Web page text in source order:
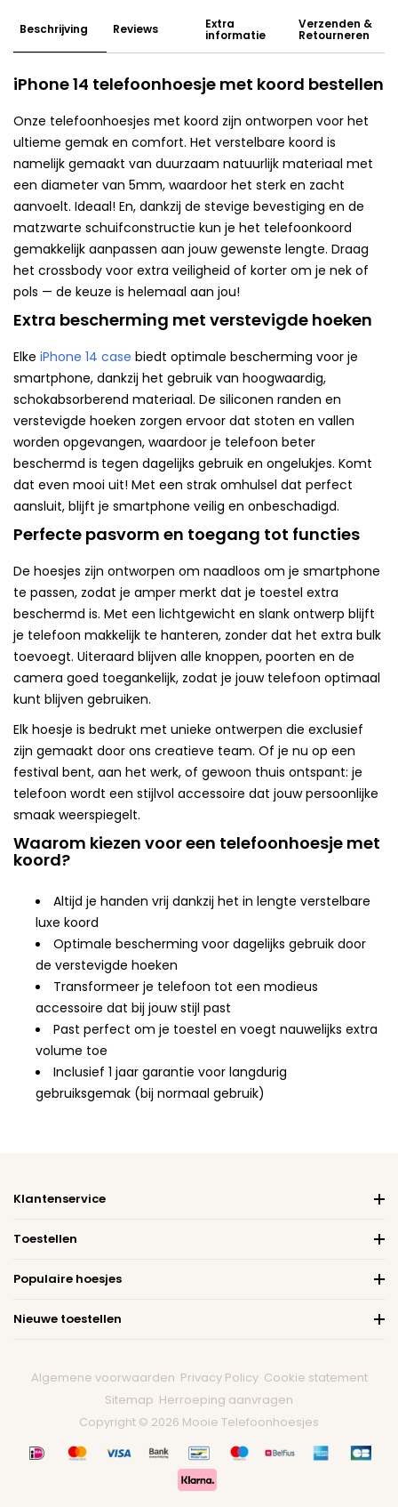
Beschrijving Reviews Extra
informatie
Verzenden &
Retourneren
iPhone 14 telefoonhoesje met koord bestellen
Onze telefoonhoesjes met koord zijn ontworpen voor het
ultieme gemak en comfort. Het verstelbare koord is
namelijk gemaakt van duurzaam natuurlijk materiaal met
een diameter van 5mm, waardoor het sterk en zacht
aanvoelt. Ideaal! En, dankzij de stevige bevestiging en de
matzwarte schuifconstructie kun je het telefoonkoord
gemakkelijk aanpassen aan jouw gewenste lengte. Draag
het crossbody voor extra veiligheid of korter om je nek of
pols — de keuze is helemaal aan jou!
Extra bescherming met verstevigde hoeken
Elke iPhone 14 case biedt optimale bescherming voor je
smartphone, dankzij het gebruik van hoogwaardig,
schokabsorberend materiaal. De siliconen randen en
verstevigde hoeken zorgen ervoor dat stoten en vallen
worden opgevangen, waardoor je telefoon beter
beschermd is tegen dagelijks gebruik en ongelukjes. Komt
dat even mooi uit! Met een strak omhulsel dat perfect
aansluit, blijft je smartphone veilig en onbeschadigd.
Perfecte pasvorm en toegang tot functies
De hoesjes zijn ontworpen om naadloos om je smartphone
te passen, zodat je amper merkt dat je toestel extra
beschermd is. Met een lichtgewicht en slank ontwerp blijft
je telefoon makkelijk te hanteren, zonder dat het extra bulk
toevoegt. Uiteraard blijven alle knoppen, poorten en de
camera goed toegankelijk, zodat je jouw telefoon optimaal
kunt blijven gebruiken.
Elk hoesje is bedrukt met unieke ontwerpen die exclusief
zijn gemaakt door ons creatieve team. Of je nu op een
festival bent, aan het werk, of gewoon thuis ontspant: je
telefoon wordt een stijlvol accessoire dat jouw persoonlijke
smaak weerspiegelt.
Waarom kiezen voor een telefoonhoesje met
koord?
Altijd je handen vrij dankzij het in lengte verstelbare
luxe koord
Optimale bescherming voor dagelijks gebruik door
de verstevigde hoeken
Transformeer je telefoon tot een modieus
accessoire dat bij jouw stijl past
Past perfect om je toestel en voegt nauwelijks extra
volume toe
Inclusief 1 jaar garantie voor langdurig
gebruiksgemak (bij normaal gebruik)
Klantenservice
Toestellen
Populaire hoesjes
Nieuwe toestellen
Algemene voorwaarden Privacy Policy Cookie statement
Sitemap Herroeping aanvragen
Copyright © 2026 Mooie Telefoonhoesjes